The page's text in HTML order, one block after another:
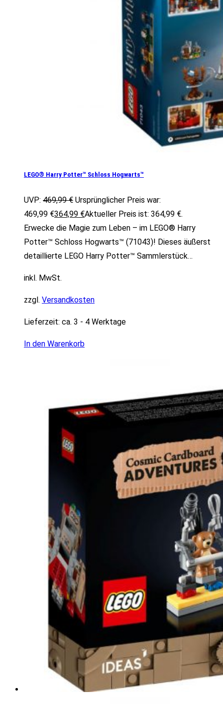
LEGO® Harry Potter™ Schloss Hogwarts™
UVP: 469,99€ Ursprünglicher Preis war:
469,99 €364,99 €Aktueller Preis ist: 364,99 €.
Erwecke die Magie zum Leben – im LEGO® Harry
Potter™ Schloss Hogwarts™ (71043)! Dieses äußerst
detaillierte LEGO Harry Potter™ Sammlerstück…
inkl. MwSt.
zzgl. Versandkosten
Lieferzeit: ca. 3 - 4 Werktage
In den Warenkorb